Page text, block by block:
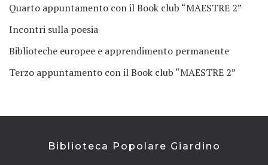
Quarto appuntamento con il Book club “MAESTRE 2”
Incontri sulla poesia
Biblioteche europee e apprendimento permanente
Terzo appuntamento con il Book club “MAESTRE 2”
Biblioteca Popolare Giardino